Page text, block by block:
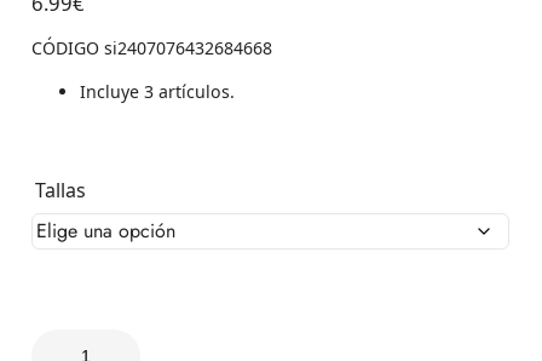
CÓDIGO si2407076432684668
Incluye 3 artículos.
Tallas